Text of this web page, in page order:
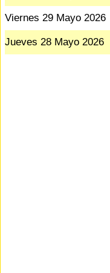
Viernes 29 Mayo 2026
Jueves 28 Mayo 2026